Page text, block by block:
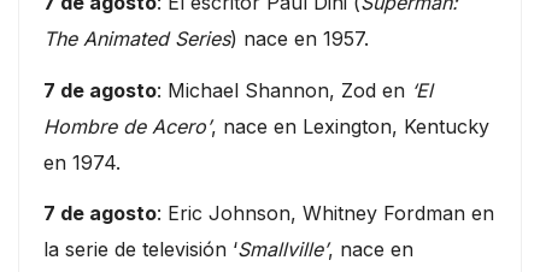
The Animated Series) nace en 1957.
7 de agosto: Michael Shannon, Zod en ‘El
Hombre de Acero’, nace en Lexington, Kentucky
en 1974.
7 de agosto: Eric Johnson, Whitney Fordman en
la serie de televisión ‘Smallville’, nace en